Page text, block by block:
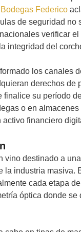
Bodegas Federico
de seguridad no
verificar
integridad del
los canales
derechos
finalice su período
o en
financiero
vino destinado a
la industria
cada etapa
óptica donde